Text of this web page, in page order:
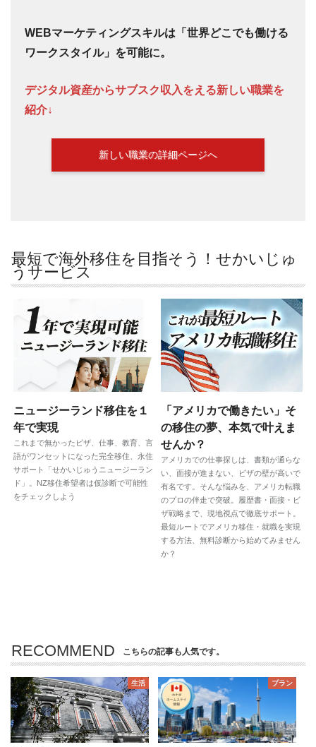
WEBマーケティングスキルは「世界どこでも働ける
ワークスタイル」を可能に。
デジタル資産からサブスク収入をえる新しい職業を
紹介↓
新しい職業の詳細ページへ
最短で海外移住を目指そう！せかいじゅ
うサービス
ニュージーランド移住を１
年で実現
これまで無かったビザ、仕事、教育、言
語がワンセットになった完全移住、永住
サポート「せかいじゅうニュージーラン
ド」。NZ移住希望者は仮診断で可能性
をチェックしよう
「アメリカで働きたい」そ
の移住の夢、本気で叶えま
せんか？
アメリカでの仕事探しは、書類が通らな
い、面接が進まない、ビザの壁が高いで
有名です。そんな悩みを、アメリカ転職
のプロの伴走で突破。履歴書・面接・ビ
ザ戦略まで、現地視点で徹底サポート。
最短ルートでアメリカ移住・就職を実現
する方法、無料診断から始めてみません
か？
RECOMMEND こちらの記事も人気です。
生活 プラン